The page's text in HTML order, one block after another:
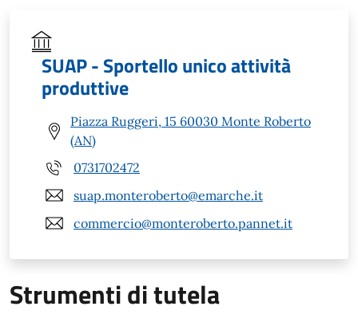
SUAP - Sportello unico attività
produttive
Piazza Ruggeri, 15 60030 Monte Roberto
(AN)
0731702472
suap.monteroberto@emarche.it
commercio@monteroberto.pannet.it
Strumenti di tutela